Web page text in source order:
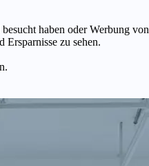
haben oder Werbung
zu sehen.